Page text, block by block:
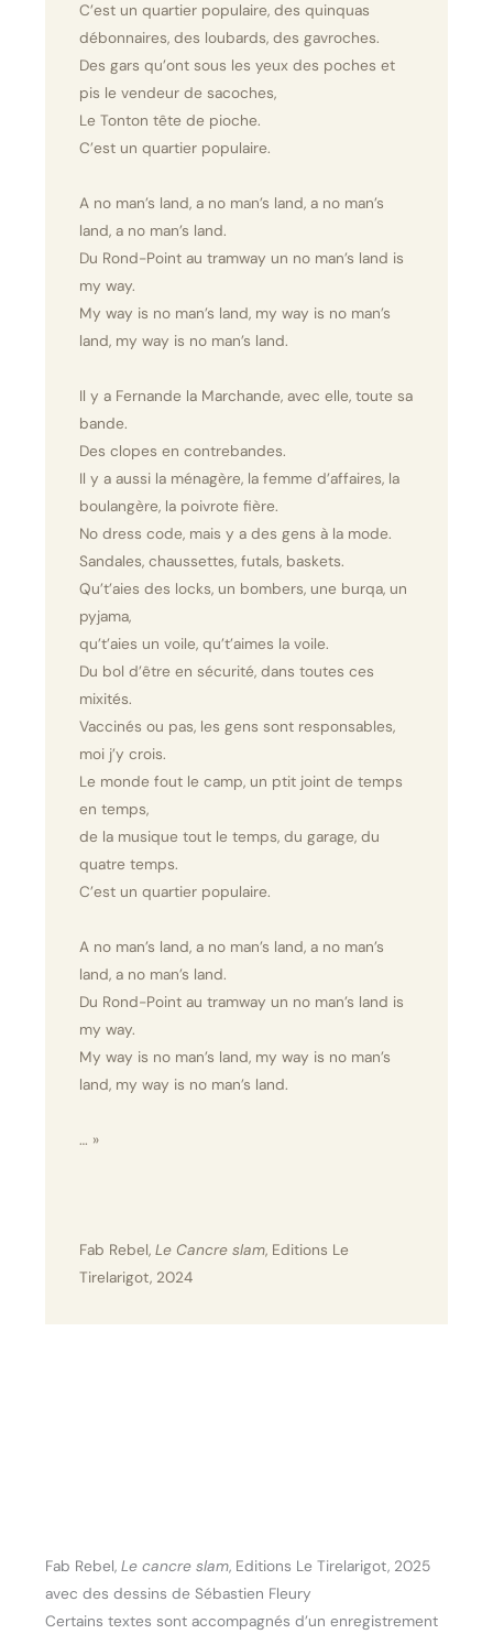
C’est un quartier populaire, des quinquas
débonnaires, des loubards, des gavroches.
Des gars qu’ont sous les yeux des poches et
pis le vendeur de sacoches,
Le Tonton tête de pioche.
C’est un quartier populaire.
A no man’s land, a no man’s land, a no man’s
land, a no man’s land.
Du Rond-Point au tramway un no man’s land is
my way.
My way is no man’s land, my way is no man’s
land, my way is no man’s land.
Il y a Fernande la Marchande, avec elle, toute sa
bande.
Des clopes en contrebandes.
Il y a aussi la ménagère, la femme d’affaires, la
boulangère, la poivrote fière.
No dress code, mais y a des gens à la mode.
Sandales, chaussettes, futals, baskets.
Qu’t’aies des locks, un bombers, une burqa, un
pyjama,
qu’t’aies un voile, qu’t’aimes la voile.
Du bol d’être en sécurité, dans toutes ces
mixités.
Vaccinés ou pas, les gens sont responsables,
moi j’y crois.
Le monde fout le camp, un ptit joint de temps
en temps,
de la musique tout le temps, du garage, du
quatre temps.
C’est un quartier populaire.
A no man’s land, a no man’s land, a no man’s
land, a no man’s land.
Du Rond-Point au tramway un no man’s land is
my way.
My way is no man’s land, my way is no man’s
land, my way is no man’s land.
… »
Fab Rebel, Le Cancre slam, Editions Le
Tirelarigot, 2024
Fab Rebel,Le cancre slam, Editions Le Tirelarigot, 2025
avec des dessins de Sébastien Fleury
Certains textes sont accompagnés d’un enregistrement